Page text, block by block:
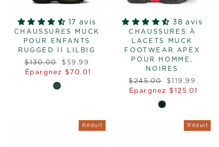
17 avis
CHAUSSURES MUCK
POUR ENFANTS
RUGGED II LILBIG
Prix
régulier
$130.00
Prix
réduit
$59.99
Épargnez $70.01
38 avis
CHAUSSURES À
LACETS MUCK
FOOTWEAR APEX
POUR HOMME,
NOIRES
Prix
régulier
$245.00
Prix
réduit
$119.99
Épargnez $125.01
Réduit Réduit